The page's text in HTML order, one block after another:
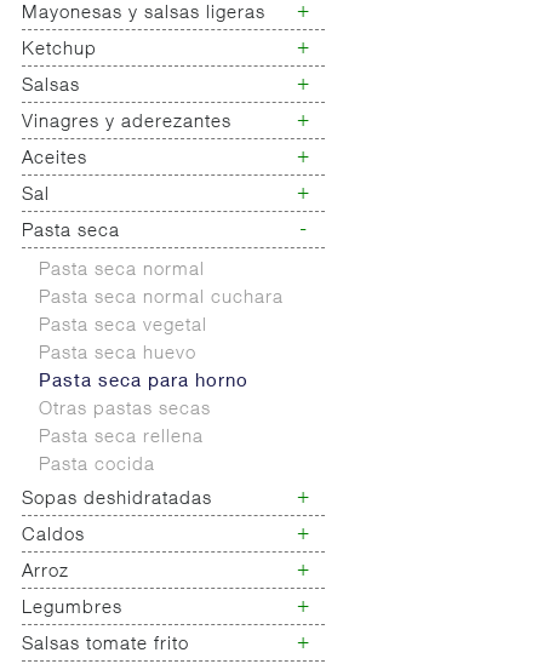
Nivel_3
Mayonesas y salsas ligeras +
Mayonesas
Salsas ligeras
Alioli
Ketchup +
Ketchup
Salsas +
Mostaza
Salsas frias
Salsas calientes
Salsas para pasta
Otras salsas
Salsas de soja
Salsas deshidratadas
Vinagres y aderezantes +
Vinagres
Limon concetrado
Vinagretas
Aceites +
Aceite de oliva
Aceite orujo
Aceite girasol
Sal +
Sal cocina
Saleros
Sales especiales
Sal 25 kg
Pasta seca -
Pasta seca normal
Pasta seca normal cuchara
Pasta seca vegetal
Pasta seca huevo
Pasta seca para horno
Otras pastas secas
Pasta seca rellena
Pasta cocida
Sopas deshidratadas
+
Sopas deshidratadas
Sopas y cremas liquidas
Caldos +
Caldos concentrados ptlla.
Caldos liquidos
Arroz +
Arroz
Arroz cocido
Legumbres +
Legumbres secas
Salsas tomate frito +